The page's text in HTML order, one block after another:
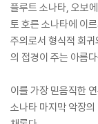
플루트 소나타, 오보
토 호른 소나타에 이
주의로서 형식적 회
의 접경이 주는 아름
이를 가장 믿음직한
소나타 마지막 악장